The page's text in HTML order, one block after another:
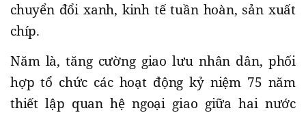
chuyển đổi xanh, kinh tế tuần hoàn, sản xuất
chíp.
Năm là, tăng cường giao lưu nhân dân, phối
hợp tổ chức các hoạt động kỷ niệm 75 năm
thiết lập quan hệ ngoại giao giữa hai nước